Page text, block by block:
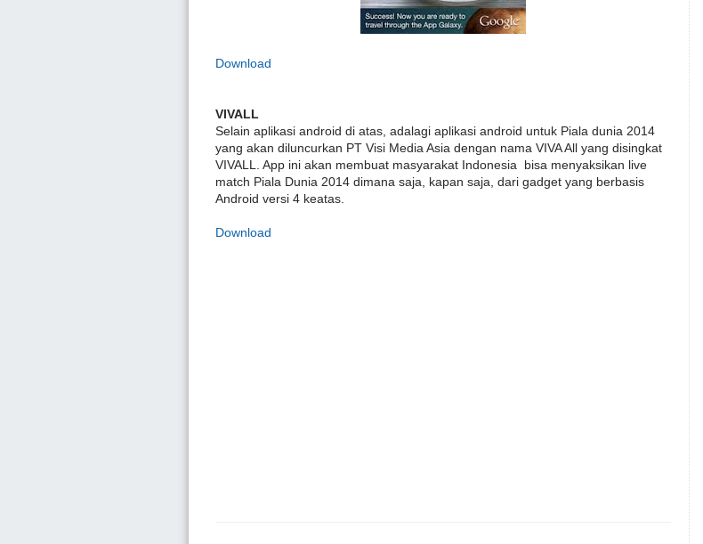
Download
VIVALL
Selain aplikasi android di atas, adalagi aplikasi android untuk Piala dunia 2014
yang akan diluncurkan PT Visi Media Asia dengan nama VIVA All yang disingkat
VIVALL. App ini akan membuat masyarakat Indonesia bisa menyaksikan live
match Piala Dunia 2014 dimana saja, kapan saja, dari gadget yang berbasis
Android versi 4 keatas.
Download